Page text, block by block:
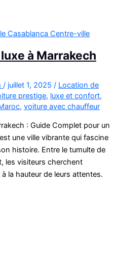
à Marrakech
/ juillet 1, 2025 / Location de
prestige, luxe et confort,
, voiture avec chauffeur
: Guide Complet pour un
une ville vibrante qui fascine
histoire. Entre le tumulte de
les visiteurs cherchent
la hauteur de leurs attentes.